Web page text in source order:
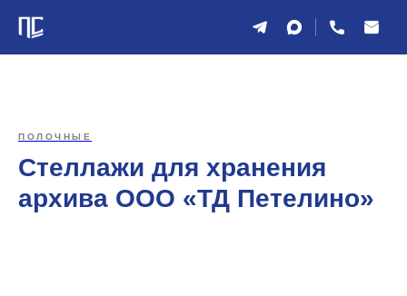
ПОЛОЧНЫЕ
Стеллажи для хранения
архива ООО «ТД Петелино»